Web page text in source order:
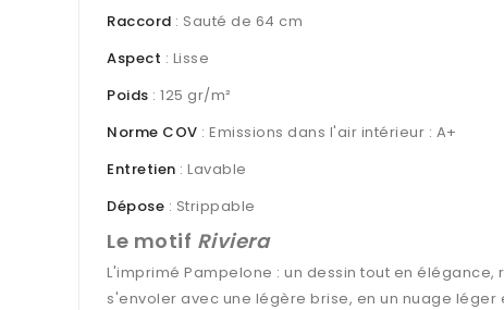
Raccord : Sauté de 64 cm
Aspect : Lisse
Poids : 125 gr/m²
Norme COV : Emissions dans l'air intérieur : A+
Entretien : Lavable
Dépose : Strippable
Le motif Riviera
L'imprimé Pampelone : un dessin tout en
s'envoler avec une légère brise, en un nuage